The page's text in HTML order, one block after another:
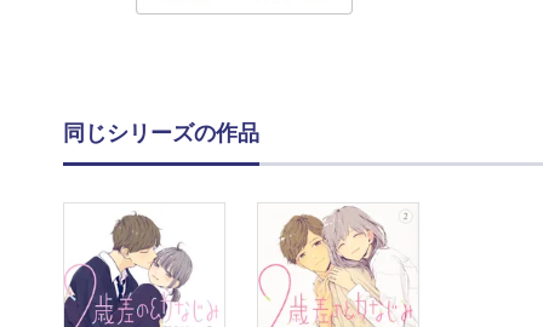
同じシリーズの作品